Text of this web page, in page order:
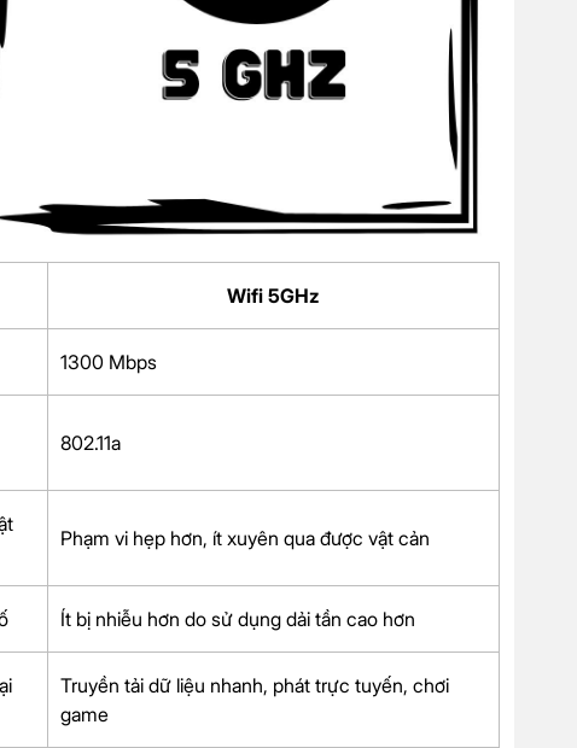
Wifi 5GHz
1300 Mbps
802.11a
Phạm vi hẹp hơn, ít xuyên qua được vật cản
Ít bị nhiễu hơn do sử dụng dải tần cao hơn
Truyền tải dữ liệu nhanh, phát trực tuyến, chơi
game